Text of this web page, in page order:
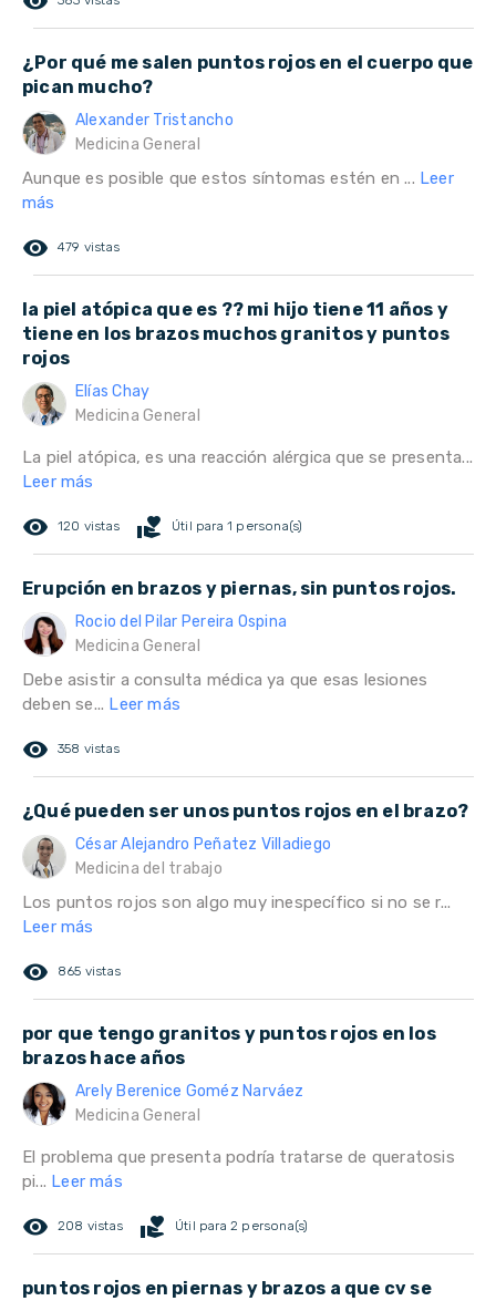
¿Por qué me salen puntos rojos en el cuerpo que
pican mucho?
Alexander Tristancho
Medicina General
Aunque es posible que estos síntomas estén en ... Leer
más
remove_red_eye 479 vistas
la piel atópica que es ?? mi hijo tiene 11 años y
tiene en los brazos muchos granitos y puntos
rojos
Elías Chay
Medicina General
La piel atópica, es una reacción alérgica que se presenta...
Leer más
remove_red_eye 120 vistas volunteer_activism Útil para 1 persona(s)
Erupción en brazos y piernas, sin puntos rojos.
Rocio del Pilar Pereira Ospina
Medicina General
Debe asistir a consulta médica ya que esas lesiones
deben se... Leer más
remove_red_eye 358 vistas
¿Qué pueden ser unos puntos rojos en el brazo?
César Alejandro Peñatez Villadiego
Medicina del trabajo
Los puntos rojos son algo muy inespecífico si no se r...
Leer más
remove_red_eye 865 vistas
por que tengo granitos y puntos rojos en los
brazos hace años
Arely Berenice Goméz Narváez
Medicina General
El problema que presenta podría tratarse de queratosis
pi... Leer más
remove_red_eye 208 vistas volunteer_activism Útil para 2 persona(s)
puntos rojos en piernas y brazos a que cv se